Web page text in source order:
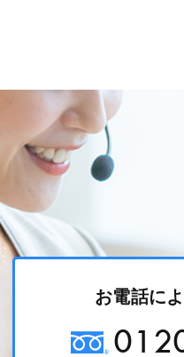
お電話に